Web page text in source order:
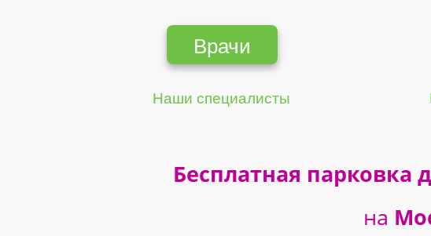
Врачи
Наши специалисты
Бесплатная
на